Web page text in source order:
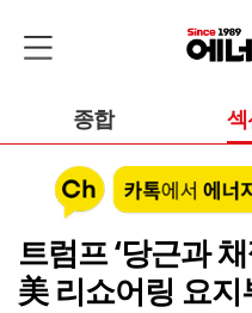
종합
트럼프 ‘당근과
美 리쇼어링 요지